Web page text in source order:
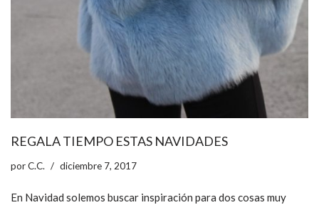
REGALA TIEMPO ESTAS NAVIDADES
porC.C. diciembre 7, 2017
En Navidad solemos buscar inspiración para dos cosas muy